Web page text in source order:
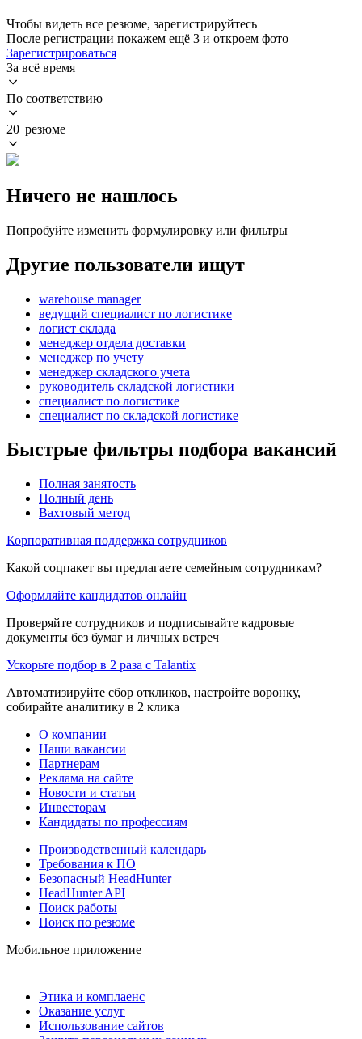
Чтобы видеть все резюме, зарегистрируйтесь
После регистрации покажем ещё 3 и откроем фото
Зарегистрироваться
За всё время
По соответствию
20 резюме
Ничего не нашлось
Попробуйте изменить формулировку или фильтры
Другие пользователи ищут
warehouse manager
ведущий специалист по логистике
логист склада
менеджер отдела доставки
менеджер по учету
менеджер складского учета
руководитель складской логистики
специалист по логистике
специалист по складской логистике
Быстрые фильтры подбора вакансий
Полная занятость
Полный день
Вахтовый метод
Корпоративная поддержка сотрудников
Какой соцпакет вы предлагаете семейным сотрудникам?
Оформляйте кандидатов онлайн
Проверяйте сотрудников и подписывайте кадровые
документы без бумаг и личных встреч
Ускорьте подбор в 2 раза с Talantix
Автоматизируйте сбор откликов, настройте воронку,
собирайте аналитику в 2 клика
О компании
Наши вакансии
Партнерам
Реклама на сайте
Новости и статьи
Инвесторам
Кандидаты по профессиям
Производственный календарь
Требования к ПО
Безопасный HeadHunter
HeadHunter API
Поиск работы
Поиск по резюме
Мобильное приложение
Этика и комплаенс
Оказание услуг
Использование сайтов